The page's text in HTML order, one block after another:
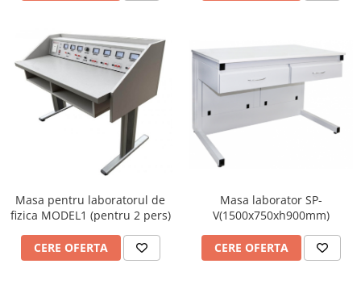
Masa pentru laboratorul de
fizica MODEL1 (pentru 2 pers)
CERE OFERTA
Masa laborator SP-
V(1500x750xh900mm)
CERE OFERTA